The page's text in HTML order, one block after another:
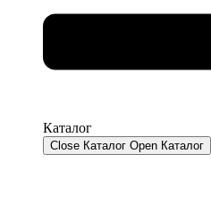
Каталог
Close Каталог Open Каталог